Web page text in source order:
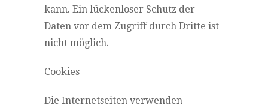
kann. Ein lückenloser Schutz der
Daten vor dem Zugriff durch Dritte ist
nicht möglich.
Cookies
Die Internetseiten verwenden